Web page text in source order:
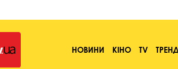
НОВИНИ КІНО TV